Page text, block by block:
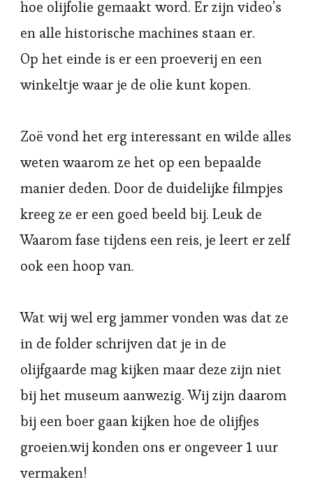
hoe olijfolie gemaakt word. Er zijn video’s
en alle historische machines staan er.
Op het einde is er een proeverij en een
winkeltje waar je de olie kunt kopen.
Zoë vond het erg interessant en wilde alles
weten waarom ze het op een bepaalde
manier deden. Door de duidelijke filmpjes
kreeg ze er een goed beeld bij. Leuk de
Waarom fase tijdens een reis, je leert er zelf
ook een hoop van.
Wat wij wel erg jammer vonden was dat ze
in de folder schrijven dat je in de
olijfgaarde mag kijken maar deze zijn niet
bij het museum aanwezig. Wij zijn daarom
bij een boer gaan kijken hoe de olijfjes
groeien.wij konden ons er ongeveer 1 uur
vermaken!